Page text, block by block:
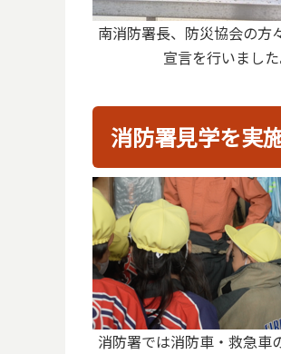
南消防署長、防災協会の方
宣言を行いました
消防署見学を実
消防署では消防車・救急車